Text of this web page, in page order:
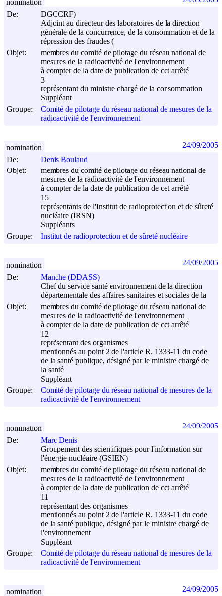
De:
DGCCRF)
Adjoint au directeur des laboratoires de la direction
générale de la concurrence, de la consommation et de la
répression des fraudes (
Objet:
membres du comité de pilotage du réseau national de
mesures de la radioactivité de l'environnement
à compter de la date de publication de cet arrêté
3
représentant du ministre chargé de la consommation
Suppléant
Groupe:
Comité de pilotage du réseau national de mesures de la
radioactivité de l'environnement
nomination
De:
Denis Boulaud
Objet:
membres du comité de pilotage du réseau national de
mesures de la radioactivité de l'environnement
à compter de la date de publication de cet arrêté
15
représentants de l'Institut de radioprotection et de sûreté
nucléaire (IRSN)
Suppléants
Groupe:
Institut de radioprotection et de sûreté nucléaire
nomination 24/09/2005
De:
Manche (DDASS)
Chef du service santé environnement de la direction
départementale des affaires sanitaires et sociales de la
Objet:
membres du comité de pilotage du réseau national de
mesures de la radioactivité de l'environnement
à compter de la date de publication de cet arrêté
12
représentant des organismes
mentionnés au point 2 de l'article R. 1333-11 du code
de la santé publique, désigné par le ministre chargé de
la santé
Suppléant
Groupe:
Comité de pilotage du réseau national de mesures de la
radioactivité de l'environnement
nomination 24/09/2005
De:
Marc Denis
Groupement des scientifiques pour l'information sur
l'énergie nucléaire (GSIEN)
Objet:
membres du comité de pilotage du réseau national de
mesures de la radioactivité de l'environnement
à compter de la date de publication de cet arrêté
11
représentant des organismes
mentionnés au point 2 de l'article R. 1333-11 du code
de la santé publique, désigné par le ministre chargé de
l'environnement
Suppléant
Groupe:
Comité de pilotage du réseau national de mesures de la
radioactivité de l'environnement
nomination 24/09/2005
nomination 24/09/2005